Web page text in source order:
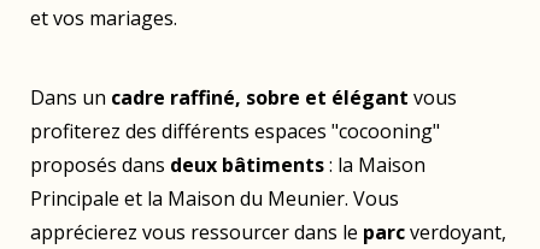
et vos mariages.
Dans un cadre raffiné, sobre et élégant vous
profiterez des différents espaces "cocooning"
proposés dans deux bâtiments: la Maison
Principale et la Maison du Meunier. Vous
apprécierez vous ressourcer dans le parcverdoyant,